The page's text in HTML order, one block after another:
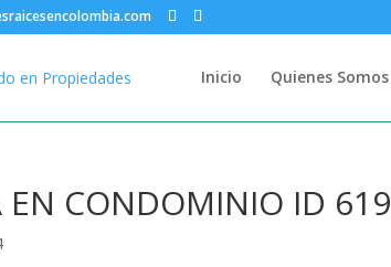
Inicio Quienes Somos
EN CONDOMINIO ID 619